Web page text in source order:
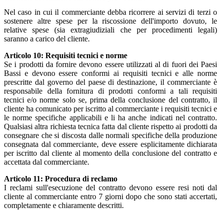
Nel caso in cui il commerciante debba ricorrere ai servizi di terzi o
sostenere altre spese per la riscossione dell'importo dovuto, le
relative spese (sia extragiudiziali che per procedimenti legali)
saranno a carico del cliente.
Articolo 10: Requisiti tecnici e norme
Se i prodotti da fornire devono essere utilizzati al di fuori dei Paesi
Bassi e devono essere conformi ai requisiti tecnici e alle norme
prescritte dal governo del paese di destinazione, il commerciante è
responsabile della fornitura di prodotti conformi a tali requisiti
tecnici e/o norme solo se, prima della conclusione del contratto, il
cliente ha comunicato per iscritto al commerciante i requisiti tecnici e
le norme specifiche applicabili e li ha anche indicati nel contratto.
Qualsiasi altra richiesta tecnica fatta dal cliente rispetto ai prodotti da
consegnare che si discosta dalle normali specifiche della produzione
consegnata dal commerciante, deve essere esplicitamente dichiarata
per iscritto dal cliente al momento della conclusione del contratto e
accettata dal commerciante.
Articolo 11: Procedura di reclamo
I reclami sull'esecuzione del contratto devono essere resi noti dal
cliente al commerciante entro 7 giorni dopo che sono stati accertati,
completamente e chiaramente descritti.